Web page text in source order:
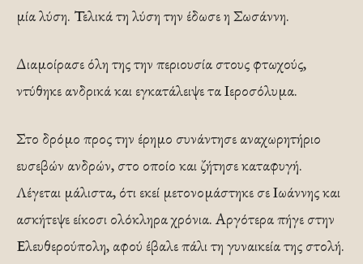
μία λύση. Τελικά τη λύση την έδωσε η Σωσάννη.
Διαμοίρασε όλη της την περιουσία στους φτωχούς,
ντύθηκε ανδρικά και εγκατάλειψε τα Ιεροσόλυμα.
Στο δρόμο προς την έρημο συνάντησε αναχωρητήριο
ευσεβών ανδρών, στο οποίο και ζήτησε καταφυγή.
Λέγεται μάλιστα, ότι εκεί μετονομάστηκε σε Ιωάννης και
ασκήτεψε είκοσι ολόκληρα χρόνια. Αργότερα πήγε στην
Ελευθερούπολη, αφού έβαλε πάλι τη γυναικεία της στολή.